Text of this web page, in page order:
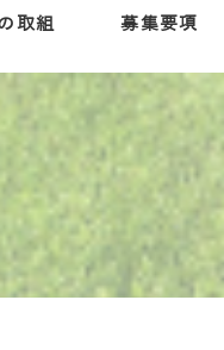
取組 募集要項